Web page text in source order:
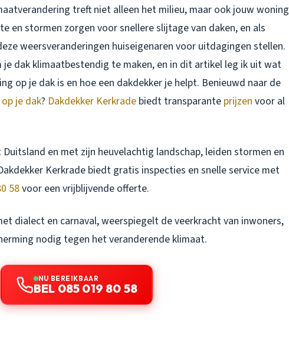
treft niet alleen het milieu, maar ook jouw woning
en stormen zorgen voor snellere slijtage van daken, en als
weersveranderingen huiseigenaren voor uitdagingen stellen.
je dak klimaatbestendig te maken, en in dit artikel leg ik uit wat
op je dak is en hoe een dakdekker je helpt. Benieuwd naar de
je dak? Dakdekker Kerkrade biedt transparante prijzen voor al
en met zijn heuvelachtig landschap, leiden stormen en
Kerkrade biedt gratis inspecties en snelle service met
58voor een vrijblijvende offerte.
dialect en carnaval, weerspiegelt de veerkracht van inwoners,
nodig tegen het veranderende klimaat.
NU BEREIKBAAR
BEL 085 019 80 58